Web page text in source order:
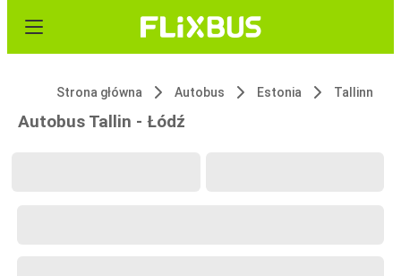
Strona główna Autobus Estonia Tallinn
Autobus Tallin - Łódź